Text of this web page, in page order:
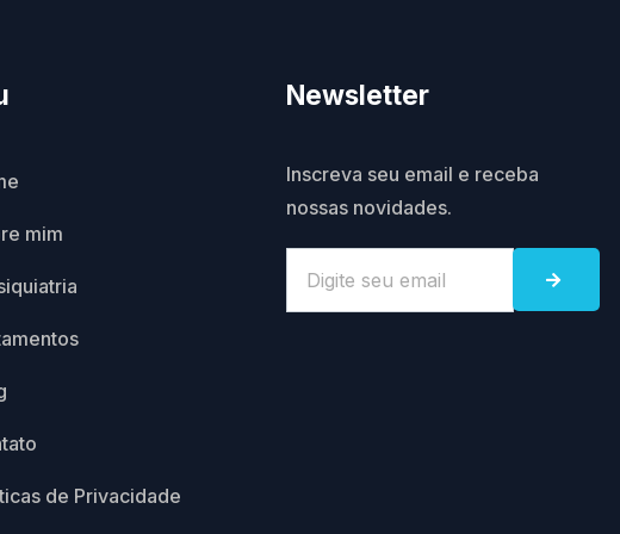
mim
de Privacidade
Newsletter
Inscreva seu email e receba
nossas novidades.